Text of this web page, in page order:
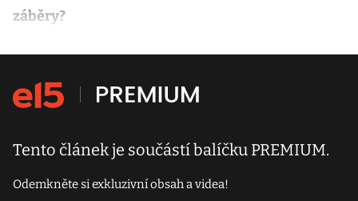
záběry?
Tento článek je součástí balíčku PREMIUM.
Odemkněte si exkluzivní obsah a videa!